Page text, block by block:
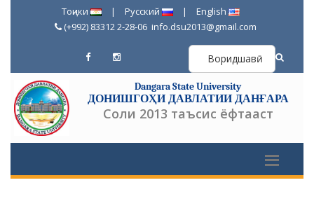
Тоҷики | Русский |
English
(+992) 83312 2-28-06 info.dsu2013@gmail.com
Воридшавӣ
Dangara State University
ДОНИШГОҲИ ДАВЛАТИИ ДАНҒАРА
Соли 2013 таъсис ёфтааст